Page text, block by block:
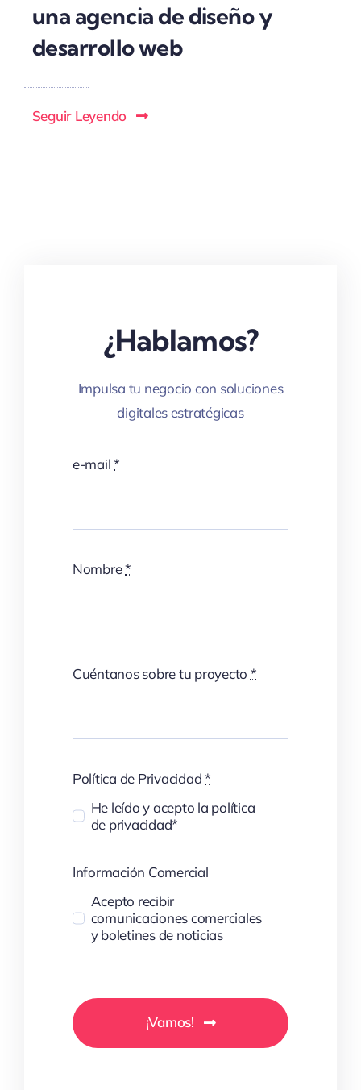
una agencia de diseño y
desarrollo web
Seguir Leyendo
¿Hablamos?
Impulsa tu negocio con soluciones
digitales estratégicas
e-mail*
Nombre*
Cuéntanos sobre tu proyecto *
Política de Privacidad*
He leído y acepto la política
de privacidad*
Información Comercial
Acepto recibir
comunicaciones comerciales
y boletines de noticias
¡Vamos!